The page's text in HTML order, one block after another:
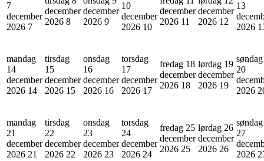
7
december
2026 7
december
2026 8
december
2026 9
10
december
2026 10
december
2026 11
december
2026 12
13
2026
mandag
14
december
2026 14
tirsdag
15
december
2026 15
onsdag
16
december
2026 16
torsdag
17
december
2026 17
fredag 18
december
2026 18
lørdag 19
december
2026 19
søndag
20
2026
mandag
21
december
2026 21
tirsdag
22
december
2026 22
onsdag
23
december
2026 23
torsdag
24
december
2026 24
fredag 25
december
2026 25
lørdag 26
december
2026 26
søndag
27
2026